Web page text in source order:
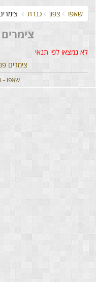
שאפו צפון כנרת
לא נמצאו לפי תנאי
צימרים
שאפו -